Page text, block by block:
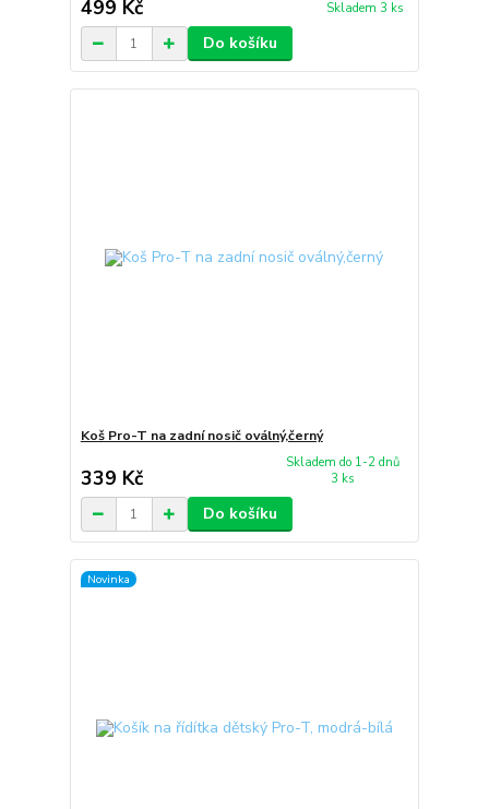
499 Kč Skladem 3 ks
Do košíku
Koš Pro-T na zadní nosič oválný,černý
339 Kč
Skladem do 1-2 dnů
3 ks
Do košíku
Novinka